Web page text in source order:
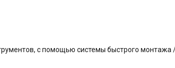
с помощью системы быстрого монтажа